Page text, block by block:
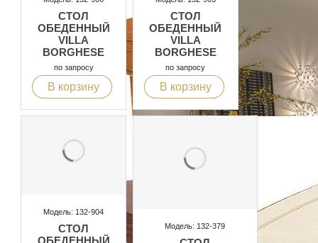
СТОЛ
ОБЕДЕННЫЙ
VILLA
BORGHESE
по запросу
В корзину
СТОЛ
ОБЕДЕННЫЙ
VILLA
BORGHESE
по запросу
В корзину
Модель: 132-904
СТОЛ
ОБЕДЕННЫЙ
Модель: 132-379